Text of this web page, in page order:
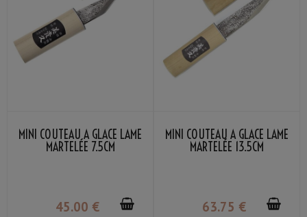
MINI COUTEAU À GLACE LAME
MARTELÉE 7.5CM
45.00 €
MINI COUTEAU À GLACE LAME
MARTELÉE 13.5CM
63.75 €